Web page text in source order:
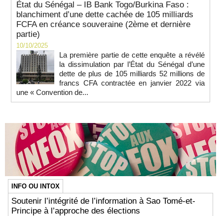
État du Sénégal – IB Bank Togo/Burkina Faso :
blanchiment d’une dette cachée de 105 milliards
FCFA en créance souveraine (2ème et dernière
partie)
10/10/2025
La première partie de cette enquête a révélé
la dissimulation par l’État du Sénégal d’une
dette de plus de 105 milliards 52 millions de
francs CFA contractée en janvier 2022 via
une « Convention de...
INFO OU INTOX
Soutenir l’intégrité de l’information à Sao Tomé-et-
Principe à l’approche des élections